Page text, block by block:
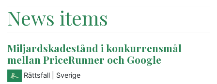
News items
Miljardskadestånd i konkurrensmål
mellan PriceRunner och Google
Rättsfall | Sverige